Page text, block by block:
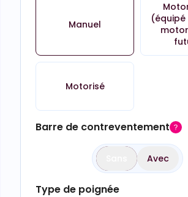
Manuel
Motorisé
Barre de contreventement
Avec
Type de poignée